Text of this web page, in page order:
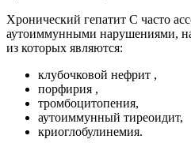
Хронический гепатит С часто
аутоиммунными нарушениями,
из которых являются:
клубочковой нефрит ,
порфирия ,
тромбоцитопения,
аутоиммунный тиреоидит,
криоглобулинемия.